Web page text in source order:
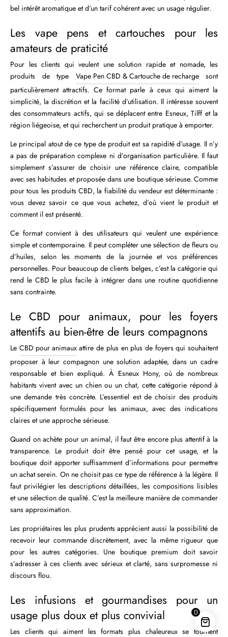
0
bel intérêt aromatique et d’un tarif cohérent avec un usage régulier.
Les vape pens et cartouches pour les
amateurs de praticité
Pour les clients qui veulent une solution rapide et nomade, les
produits de type Vape Pen CBD & Cartouche de rechargesont
particulièrement attractifs. Ce format parle à ceux qui aiment la
simplicité, la discrétion et la facilité d’utilisation. Il intéresse souvent
des consommateurs actifs, qui se déplacent entre Esneux, Tilff et la
région liégeoise, et qui recherchent un produit pratique à emporter.
Le principal atout de ce type de produit est sa rapidité d’usage. Il n’y
a pas de préparation complexe ni d’organisation particulière. Il faut
simplement s’assurer de choisir une référence claire, compatible
avec ses habitudes et proposée dans une boutique sérieuse. Comme
pour tous les produits CBD, la fiabilité du vendeur est déterminante :
vous devez savoir ce que vous achetez, d’où vient le produit et
comment il est présenté.
Ce format convient à des utilisateurs qui veulent une expérience
simple et contemporaine. Il peut compléter une sélection de fleurs ou
d’huiles, selon les moments de la journée et vos préférences
personnelles. Pour beaucoup de clients belges, c’est la catégorie qui
rend le CBD le plus facile à intégrer dans une routine quotidienne
sans contrainte.
Le CBD pour animaux, pour les foyers
attentifs au bien-être de leurs compagnons
Le CBD pour animauxattire de plus en plus de foyers qui souhaitent
proposer à leur compagnon une solution adaptée, dans un cadre
responsable et bien expliqué. À Esneux Hony, où de nombreux
habitants vivent avec un chien ou un chat, cette catégorie répond à
une demande très concrète. L’essentiel est de choisir des produits
spécifiquement formulés pour les animaux, avec des indications
claires et une approche sérieuse.
Quand on achète pour un animal, il faut être encore plus attentif à la
transparence. Le produit doit être pensé pour cet usage, et la
boutique doit apporter suffisamment d’informations pour permettre
un achat serein. On ne choisit pas ce type de référence à la légère. Il
faut privilégier les descriptions détaillées, les compositions lisibles
et une sélection de qualité. C’est la meilleure manière de commander
sans approximation.
Les propriétaires les plus prudents apprécient aussi la possibilité de
recevoir leur commande discrètement, avec la même rigueur que
pour les autres catégories. Une boutique premium doit savoir
s’adresser à ces clients avec sérieux et clarté, sans surpromesse ni
discours flou.
Les infusions et gourmandises pour un
usage plus doux et plus convivial
Les clients qui aiment les formats plus chaleureux se tournent